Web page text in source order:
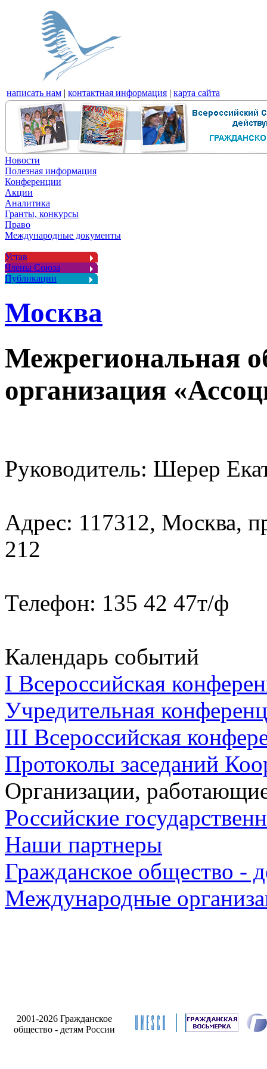
написать нам | контактная информация | карта сайта
Новости
Полезная информация
Конференции
Акции
Аналитика
Гранты, конкурсы
Право
Международные документы
Устав
Члены Союза
Публикации
Москва
Межрегиональная
организация
Руководитель: Шерер
Адрес: 117312, Москва,
212
Телефон: 135 42 47т/ф
Календарь событий
I Всероссийская
Учредительная
III Всероссийская
Протоколы заседаний
Организации,
Российские
Наши партнеры
Гражданское общество -
Международные
2001-2026 Гражданское
общество - детям России